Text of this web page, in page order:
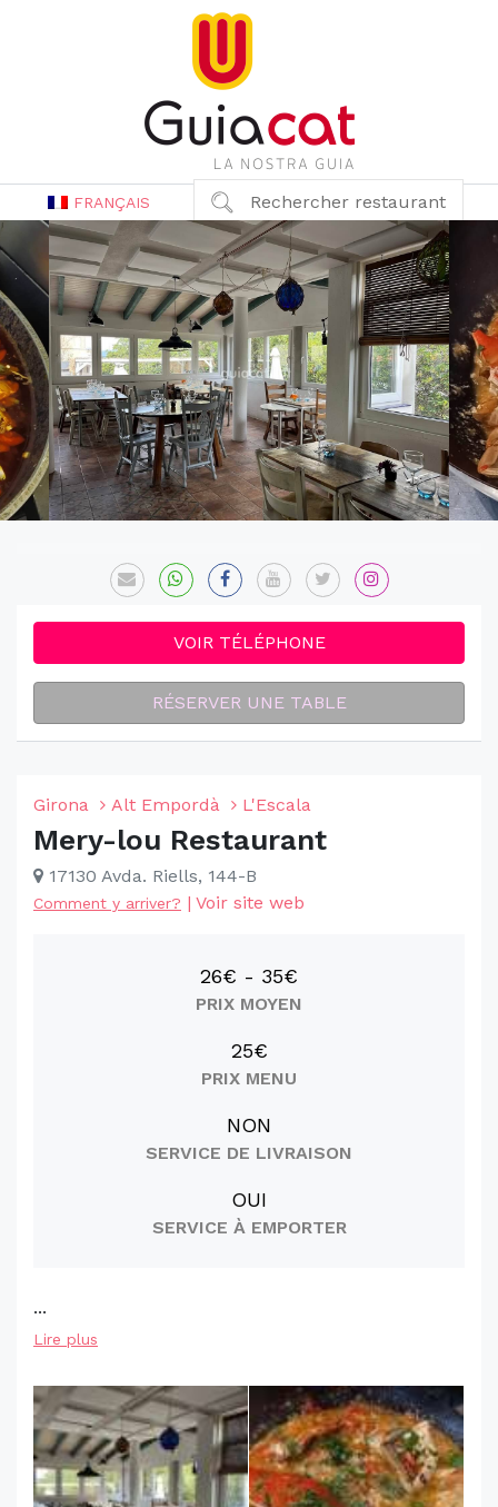
FRANÇAIS Rechercher restaurant
VOIR TÉLÉPHONE
RÉSERVER UNE TABLE
Girona Alt Empordà L'Escala
Mery-lou Restaurant
17130 Avda. Riells, 144-B
Comment y arriver? | Voir site web
26€ - 35€
PRIX MOYEN
25€
PRIX MENU
NON
SERVICE DE LIVRAISON
OUI
SERVICE À EMPORTER
...
Lire plus